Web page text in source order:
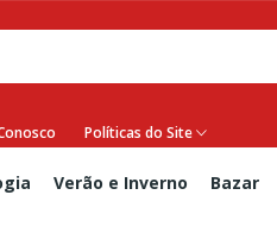
Políticas do Site
Verão e Inverno Bazar